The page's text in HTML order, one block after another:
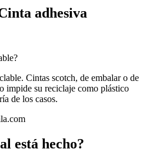
adhesiva
Cintas scotch, de embalar o de
impide su reciclaje como plástico
de los casos.
está hecho?